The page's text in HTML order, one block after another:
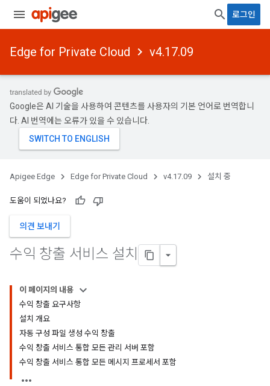
로그인
Edge for Private Cloud v4.17.09
Google은 AI 기술을 사용하여 콘텐츠를 사용자의 기본 언어로 번역합니
다. AI 번역에는 오류가 있을 수 있습니다.
Apigee Edge Edge for Private Cloud v4.17.09 설치 중
도움이 되었나요?
의견 보내기
수익 창출 서비스 설치
이 페이지의 내용
수익 창출 요구사항
설치 개요
자동 구성 파일 생성 수익 창출
수익 창출 서비스 통합 모든 관리 서버 포함
수익 창출 서비스 통합 모든 메시지 프로세서 포함